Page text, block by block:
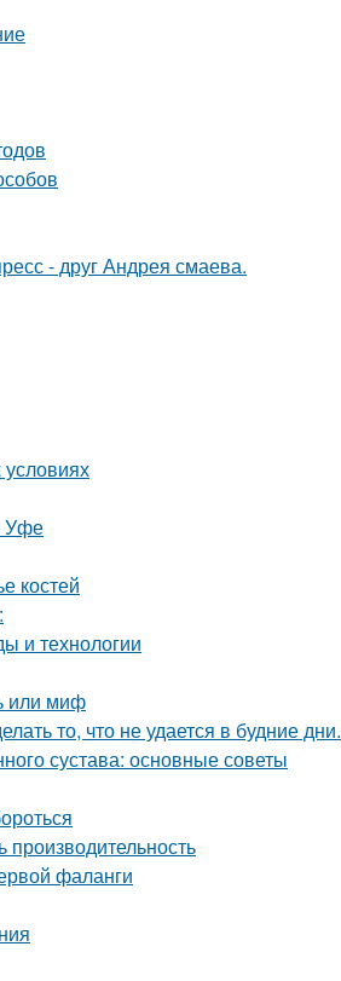
- друг Андрея смаева.
Уфе
костей
и технологии
или миф
то, что не удается в будние дни.
сустава: основные советы
фаланги